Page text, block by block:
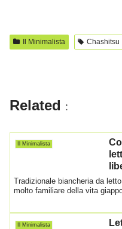
e
o
k
s
e
Il Minimalista Chashitsu
Related :
Il Minimalista
Tradizionale biancheria da
molto familiare della vita
Il Minimalista